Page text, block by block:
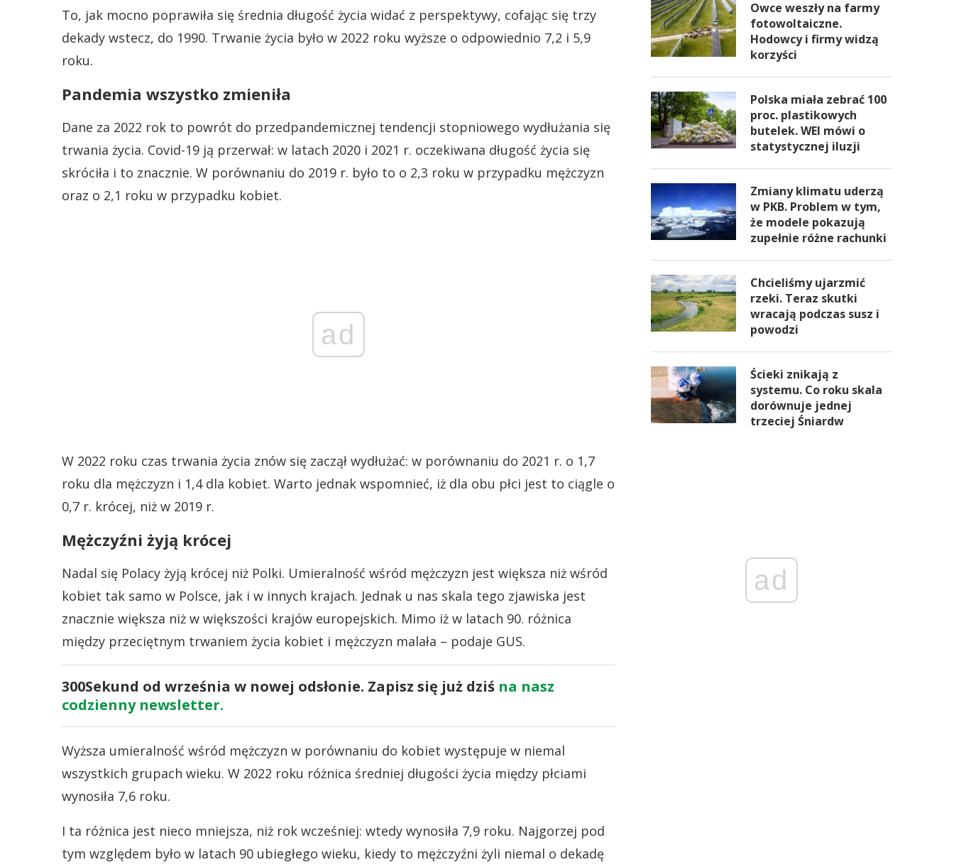
To, jak mocno poprawiła się średnia długość życia widać z perspektywy, cofając się trzy
dekady wstecz, do 1990. Trwanie życia było w 2022 roku wyższe o odpowiednio 7,2 i 5,9
roku.
Pandemia wszystko zmieniła
Dane za 2022 rok to powrót do przedpandemicznej tendencji stopniowego wydłużania się
trwania życia. Covid-19 ją przerwał: w latach 2020 i 2021 r. oczekiwana długość życia się
skróciła i to znacznie. W porównaniu do 2019 r. było to o 2,3 roku w przypadku mężczyzn
oraz o 2,1 roku w przypadku kobiet.
ad
W 2022 roku czas trwania życia znów się zaczął wydłużać: w porównaniu do 2021 r. o 1,7
roku dla mężczyzn i 1,4 dla kobiet. Warto jednak wspomnieć, iż dla obu płci jest to ciągle o
0,7 r. krócej, niż w 2019 r.
Mężczyźni żyją krócej
Nadal się Polacy żyją krócej niż Polki. Umieralność wśród mężczyzn jest większa niż wśród
kobiet tak samo w Polsce, jak i w innych krajach. Jednak u nas skala tego zjawiska jest
znacznie większa niż w większości krajów europejskich. Mimo iż w latach 90. różnica
między przeciętnym trwaniem życia kobiet i mężczyzn malała – podaje GUS.
300Sekund od września w nowej odsłonie. Zapisz się już dziś na nasz
codzienny newsletter.
Wyższa umieralność wśród mężczyzn w porównaniu do kobiet występuje w niemal
wszystkich grupach wieku. W 2022 roku różnica średniej długości życia między płciami
wynosiła 7,6 roku.
I ta różnica jest nieco mniejsza, niż rok wcześniej: wtedy wynosiła 7,9 roku. Najgorzej pod
tym względem było w latach 90 ubiegłego wieku, kiedy to mężczyźni żyli niemal o dekadę
Owce weszły na farmy
fotowoltaiczne.
Hodowcy i firmy widzą
korzyści
Polska miała zebrać 100
proc. plastikowych
butelek. WEI mówi o
statystycznej iluzji
Zmiany klimatu uderzą
w PKB. Problem w tym,
że modele pokazują
zupełnie różne rachunki
Chcieliśmy ujarzmić
rzeki. Teraz skutki
wracają podczas susz i
powodzi
Ścieki znikają z
systemu. Co roku skala
dorównuje jednej
trzeciej Śniardw
ad